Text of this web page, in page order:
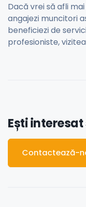
Dacă vrei să afli
angajezi muncitori
beneficiezi de
profesioniste,
Ești
Contactează-